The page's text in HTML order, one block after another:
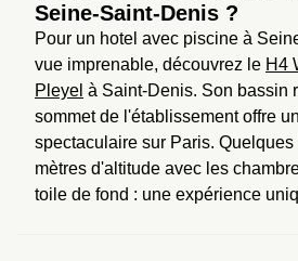
Seine-Saint-Denis ?
Pour un hotel avec piscine à
vue imprenable, découvrez le H4
Pleyel à Saint-Denis. Son bassin
sommet de l'établissement offre
spectaculaire sur Paris.
mètres d'altitude avec les
toile de fond : une expérience